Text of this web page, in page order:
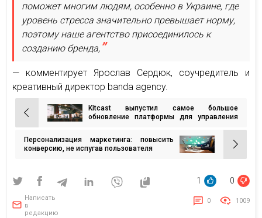
поможет многим людям, особенно в Украине, где
уровень стресса значительно превышает норму,
поэтому наше агентство присоединилось к
созданию бренда,
— комментирует Ярослав Сердюк, соучредитель и
креативный директор banda agency.
Навигация
по
записям
Kitcast выпустил самое большое
обновление платформы для управления
Персонализация маркетинга: повысить
конверсию, не испугав пользователя
1 0
Написать
в
редакцию
0 1009